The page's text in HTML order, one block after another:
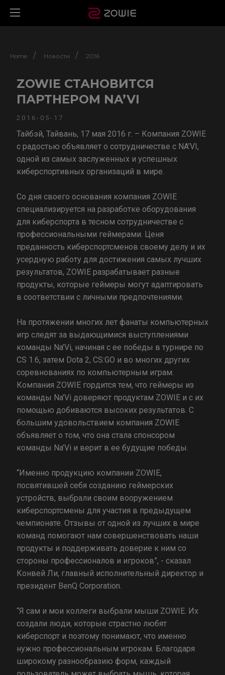
Home / Новости / 2016
ZOWIE СТАНОВИТСЯ
ПАРТНЕРОМ NA’VI
2016-05-17
Тайбэй, Тайвань, 17 мая 2016 г. – Компания ZOWIE
с радостью объявляет о сотрудничестве с NA’VI,
одной из самых заслуженных и успешных
киберспортивных организаций в мире.
Со дня своего основания компания ZOWIE
специализируется на разработке оборудования
для киберспорта в тесном сотрудничестве с
профессиональными геймерами. Ценя
преданность киберспортсменов своему делу и их
усердную работу для достижения самых лучших
результатов, ZOWIE разрабатывает разные
продукты, которые геймеры могут адаптировать
в соответствии с личными предпочтениями.
На протяжении многих лет фанаты компьютерных
игр следят за выдающимися выступлениями
команды Na’Vi, начиная с ее победы в турнире по
CS 1.6, затем Dota 2, CS:GO и во многих других
соревнованиях по компьютерным играм.
Компания ZOWIE гордится тем, что геймеры из
команды Na’Vi доверяют продуктам ZOWIE и с их
помощью добиваются высоких результатов. С
большим удовольствием компания ZOWIE
объявляет о том, что она стала спонсором
команды Na’Vi и верит в ее будущие победы.
“Именно продукцию компании ZOWIE,
посвятившей себя созданию геймерских
устройств, выбрали своим вооружением
киберспортсмены для участия в предыдущем
чемпионате. Отзывы от одной из лучших в мире
команд помогают нам совершенствовать наши
продукты и поддерживать доверие к ним со
стороны профессионалов и игроков”, - сказал
Конвей Ли, главный исполнительный директор и
президент BenQ Corporation.
“Я сам и мои коллеги выбрали мыши ZOWIE. Их
создали люди, которые страстно любят
киберспорт и поэтому понимают, что именно
нужно профессиональным игрокам. Благодаря
широкому разнообразию форм, каждый